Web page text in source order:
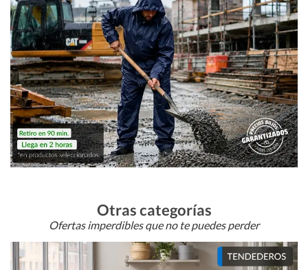
Otras categorías
Ofertas imperdibles que no te puedes perder